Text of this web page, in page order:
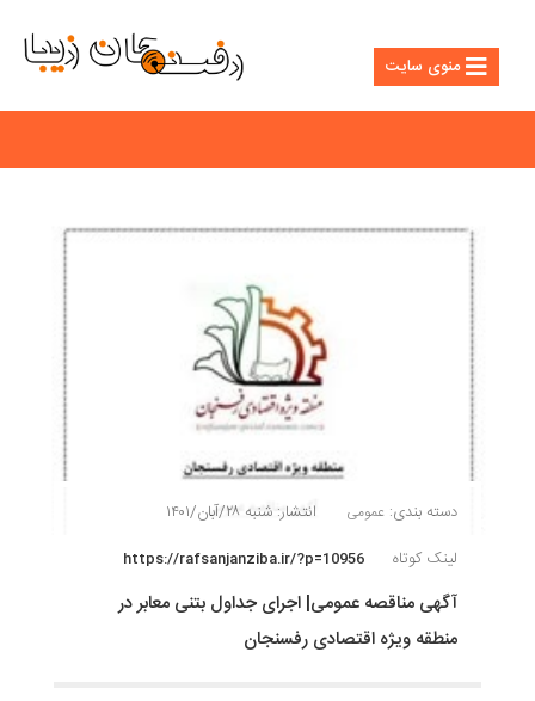
منوی سایت
دسته بندی: عمومی
انتشار: شنبه ۲۸/آبان/۱۴۰۱
لینک کوتاه
https://rafsanjanziba.ir/?p=10956
آگهی مناقصه عمومی| اجرای جداول بتنی معابر در
منطقه ویژه اقتصادی رفسنجان